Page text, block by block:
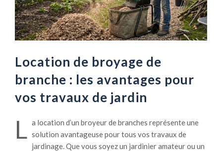
Location de broyage de
branche : les avantages pour
vos travaux de jardin
L a location d’un broyeur de branches représente une
solution avantageuse pour tous vos travaux de
jardinage. Que vous soyez un jardinier amateur ou un